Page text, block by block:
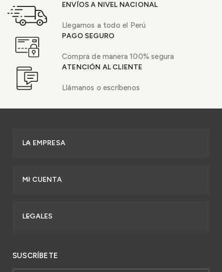
ENVÍOS A NIVEL NACIONAL
Llegamos a todo el Perú
PAGO SEGURO
Compra de manera 100% segura
ATENCIÓN AL CLIENTE
Llámanos o escríbenos
LA EMPRESA
MI CUENTA
LEGALES
SUSCRÍBETE